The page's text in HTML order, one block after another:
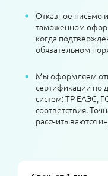
Отказное письмо
таможенном
когда
обязательном
Мы оформляем
сертификации по
систем: ТР ЕАЭС,
соответствия.
рассчитываются